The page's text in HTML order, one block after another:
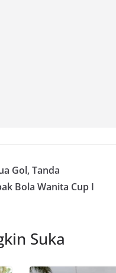
Gol, Tanda
Bola Wanita Cup I
Suka